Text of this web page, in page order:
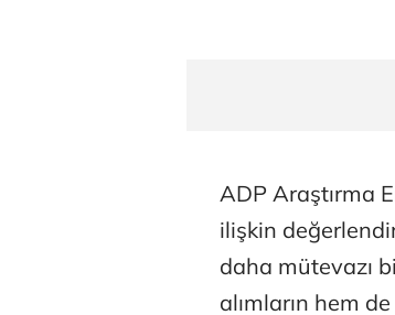
ADP Araştırma
ilişkin
daha mütevazı
alımların hem